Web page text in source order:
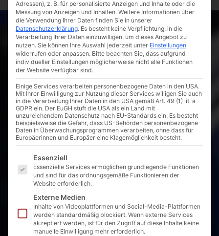
Adressen), z. B. für personalisierte Anzeigen und Inhalte oder die
Messung von Anzeigen und Inhalten. Weitere Informationen über
die Verwendung Ihrer Daten finden Sie in unserer
Datenschutzerklärung. Es besteht keine Verpflichtung, in die
Verarbeitung Ihrer Daten einzuwilligen, um dieses Angebot zu
nutzen. Sie können Ihre Auswahl jederzeit unter Einstellungen
widerrufen oder anpassen. Bitte beachten Sie, dass aufgrund
individueller Einstellungen möglicherweise nicht alle Funktionen
der Website verfügbar sind.
Einige Services verarbeiten personenbezogene Daten in den USA.
Mit Ihrer Einwilligung zur Nutzung dieser Services willigen Sie auch
in die Verarbeitung Ihrer Daten in den USA gemäß Art. 49 (1) lit. a
GDPR ein. Der EuGH stuft die USA als ein Land mit
unzureichendem Datenschutz nach EU-Standards ein. Es besteht
beispielsweise die Gefahr, dass US-Behörden personenbezogene
Daten in Überwachungsprogrammen verarbeiten, ohne dass für
Europäerinnen und Europäer eine Klagemöglichkeit besteht.
Es folgt eine Liste der Service-Gruppen, für die eine
Essenziell
Essenzielle Services ermöglichen grundlegende Funktionen
und sind für das ordnungsgemäße Funktionieren der
Website erforderlich.
Externe Medien
Inhalte von Videoplattformen und Social-Media-Plattformen
werden standardmäßig blockiert. Wenn externe Services
akzeptiert werden, ist für den Zugriff auf diese Inhalte keine
manuelle Einwilligung mehr erforderlich.